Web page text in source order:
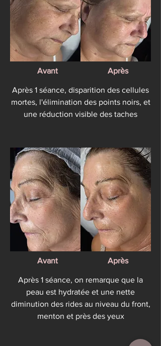
Avant Après
Après 1 séance, disparition des cellules
mortes, l'élimination des points noirs, et
une réduction visible des taches
Avant Après
Après 1 séance, on remarque que la
peau est hydratée et une nette
diminution des rides au niveau du front,
menton et près des yeux